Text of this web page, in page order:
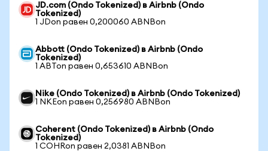
JD.com (Ondo Tokenized) в Airbnb (Ondo
Tokenized)
1 JDon равен 0,200060 ABNBon
Abbott (Ondo Tokenized) в Airbnb (Ondo
Tokenized)
1 ABTon равен 0,653610 ABNBon
Nike (Ondo Tokenized) в Airbnb (Ondo Tokenized)
1 NKEon равен 0,256980 ABNBon
Coherent (Ondo Tokenized) в Airbnb (Ondo
Tokenized)
1 COHRon равен 2,0381 ABNBon